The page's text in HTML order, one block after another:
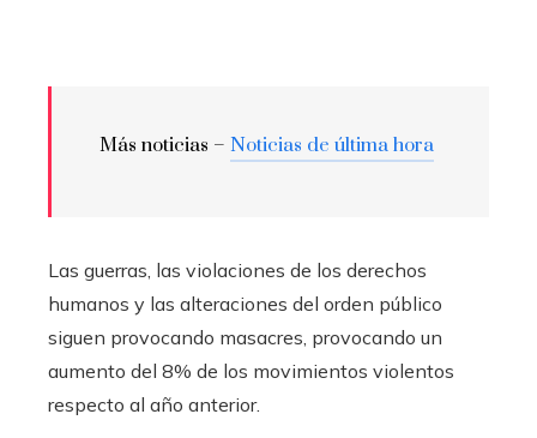
Más noticias – Noticias de última hora
Las guerras, las violaciones de los derechos
humanos y las alteraciones del orden público
siguen provocando masacres, provocando un
aumento del 8% de los movimientos violentos
respecto al año anterior.